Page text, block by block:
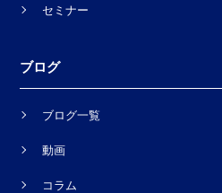
セミナー
ブログ
ブログ一覧
動画
コラム